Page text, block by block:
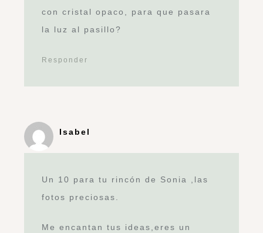
con cristal opaco, para que pasara
la luz al pasillo?
Responder
Isabel
Un 10 para tu rincón de Sonia ,las
fotos preciosas.
Me encantan tus ideas,eres un